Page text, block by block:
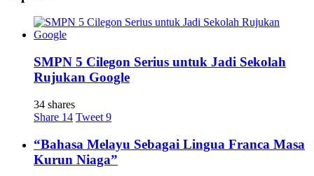
SMPN 5 Cilegon Serius untuk Jadi Sekolah
Rujukan Google
34 shares
Share 14 Tweet 9
“Bahasa Melayu Sebagai Lingua Franca Masa
Kurun Niaga”